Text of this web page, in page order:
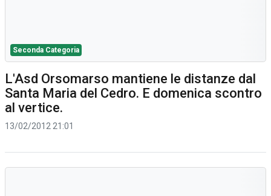
Seconda Categoria
L'Asd Orsomarso mantiene le distanze dal
Santa Maria del Cedro. E domenica scontro
al vertice.
13/02/2012 21:01